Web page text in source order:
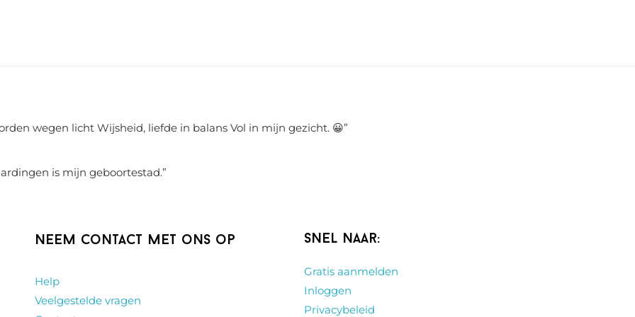
wegen licht Wijsheid, liefde in balans Vol in mijn gezicht. 😀”
is mijn geboortestad.”
Neem contact met ons op
Help
Veelgestelde vragen
Snel naar:
Gratis aanmelden
Inloggen
Privacybeleid